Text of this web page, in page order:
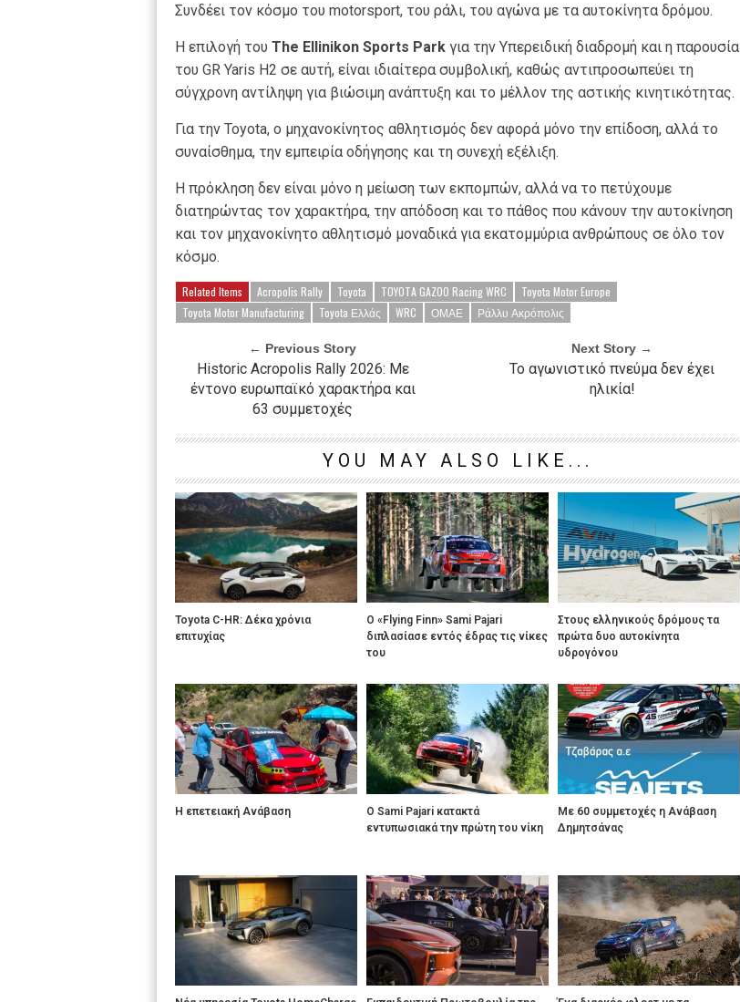
Συνδέει τον κόσμο του motorsport, του ράλι, του αγώνα με τα αυτοκίνητα δρόμου.
Η επιλογή του The Ellinikon Sports Park για την Υπερειδική διαδρομή και η παρουσία
του GR Yaris Η2 σε αυτή, είναι ιδιαίτερα συμβολική, καθώς αντιπροσωπεύει τη
σύγχρονη αντίληψη για βιώσιμη ανάπτυξη και το μέλλον της αστικής κινητικότητας.
Για την Toyota, ο μηχανοκίνητος αθλητισμός δεν αφορά μόνο την επίδοση, αλλά το
συναίσθημα, την εμπειρία οδήγησης και τη συνεχή εξέλιξη.
Η πρόκληση δεν είναι μόνο η μείωση των εκπομπών, αλλά να το πετύχουμε
διατηρώντας τον χαρακτήρα, την απόδοση και το πάθος που κάνουν την αυτοκίνηση
και τον μηχανοκίνητο αθλητισμό μοναδικά για εκατομμύρια ανθρώπους σε όλο τον
κόσμο.
Related Items Acropolis Rally Toyota TOYOTA GAZOO Racing WRC
Toyota Motor Europe
Toyota Motor Manufacturing
Toyota Ελλάς WRC ΟΜΑΕ Ράλλυ Ακρόπολις
← Previous Story
Historic Acropolis Rally 2026: Με
έντονο ευρωπαϊκό χαρακτήρα και
63 συμμετοχές
Next Story →
Το αγωνιστικό πνεύμα δεν έχει
ηλικία!
YOU MAY ALSO LIKE...
Toyota C-HR: Δέκα χρόνια
επιτυχίας
Ο «Flying Finn» Sami Pajari
διπλασίασε εντός έδρας τις νίκες
του
Στους ελληνικούς δρόμους τα
πρώτα δυο αυτοκίνητα
υδρογόνου
Η επετειακή Ανάβαση
Ο Sami Pajari κατακτά
εντυπωσιακά την πρώτη του νίκη
Με 60 συμμετοχές η Ανάβαση
Δημητσάνας